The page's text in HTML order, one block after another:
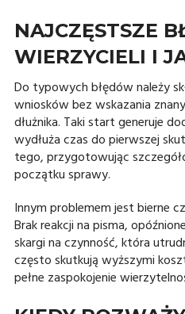
NAJCZĘSTSZE
WIERZYCIELI I
Do typowych błędów należy
wniosków bez wskazania
dłużnika. Taki start generuje
wydłuża czas do pierwszej
tego, przygotowując
początku sprawy.
Innym problemem jest bierne
Brak reakcji na pisma,
skargi na czynność, która
często skutkują wyższymi
pełne zaspokojenie